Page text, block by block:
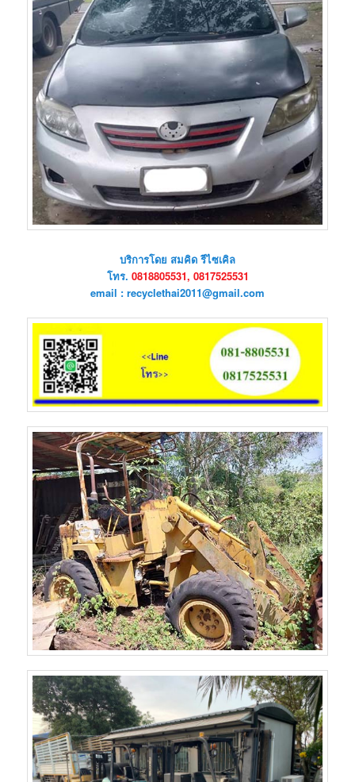
บริการโดย สมคิด รีไซเคิล
โทร. 0818805531, 0817525531
email : recyclethai2011@gmail.com